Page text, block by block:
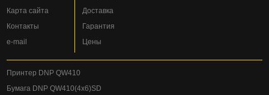
Карта сайта
Контакты
e-mail
Доставка
Гарантия
Цены
Принтер DNP QW410
Бумага DNP QW410(4x6)SD